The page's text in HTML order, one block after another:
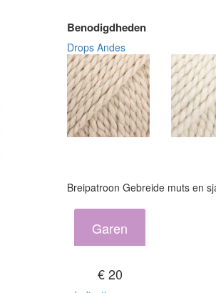
Benodigdheden
Drops Andes
Breipatroon Gebreide muts en
Garen
€ 20